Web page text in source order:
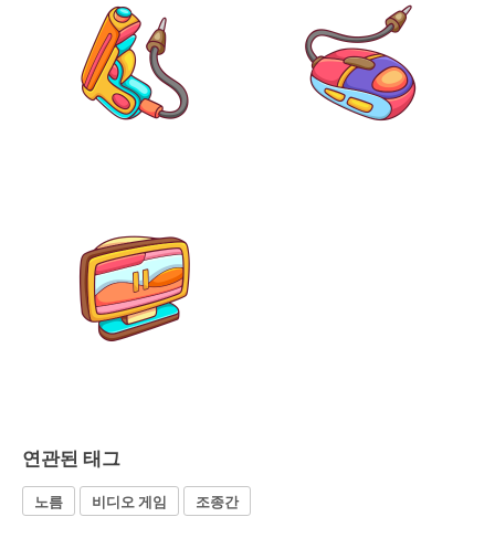
연관된 태그
노름 비디오 게임 조종간